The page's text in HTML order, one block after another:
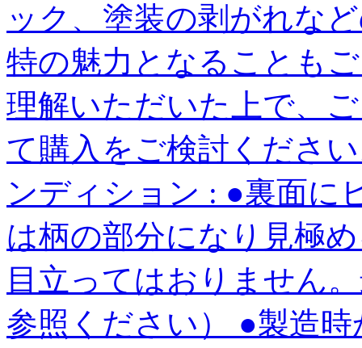
ック、塗装の剥がれな
特の魅力となることも
理解いただいた上で、
て購入をご検討くださ
ンディション : ●裏面に
は柄の部分になり見極
目立ってはおりません
参照ください） ●製造